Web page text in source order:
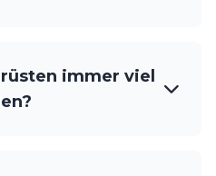
immer viel